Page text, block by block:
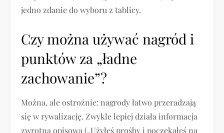
jedno zdanie do wyboru z tablicy.
Czy można używać nagród i
punktów za „ładne
zachowanie”?
Można, ale ostrożnie: nagrody łatwo przeradzają
się w rywalizację. Zwykle lepiej działa informacja
zwrotna opisowa („Użyłeś prośby i poczekałeś na